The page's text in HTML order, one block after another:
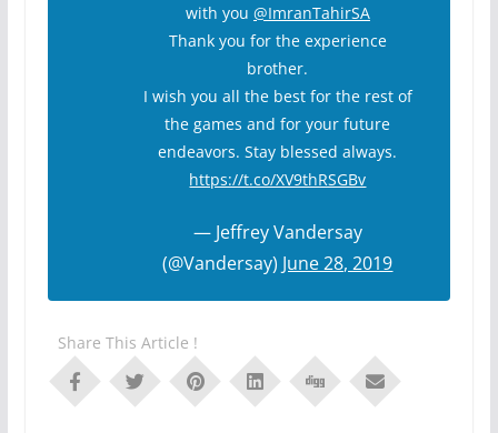
with you @ImranTahirSA
Thank you for the experience
brother.
I wish you all the best for the rest of
the games and for your future
endeavors. Stay blessed always.
https://t.co/XV9thRSGBv
— Jeffrey Vandersay
(@Vandersay) June 28, 2019
Share This Article !